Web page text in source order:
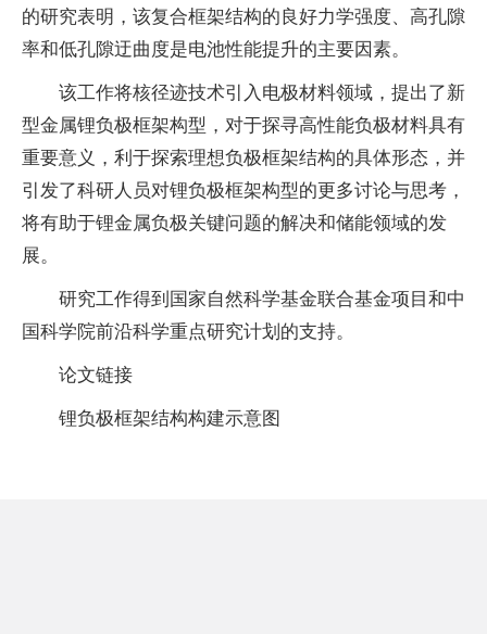
的研究表明，该复合框架结构的良好力学强度、高孔隙
率和低孔隙迂曲度是电池性能提升的主要因素。
该工作将核径迹技术引入电极材料领域，提出了新
型金属锂负极框架构型，对于探寻高性能负极材料具有
重要意义，利于探索理想负极框架结构的具体形态，并
引发了科研人员对锂负极框架构型的更多讨论与思考，
将有助于锂金属负极关键问题的解决和储能领域的发
展。
研究工作得到国家自然科学基金联合基金项目和中
国科学院前沿科学重点研究计划的支持。
论文链接
锂负极框架结构构建示意图